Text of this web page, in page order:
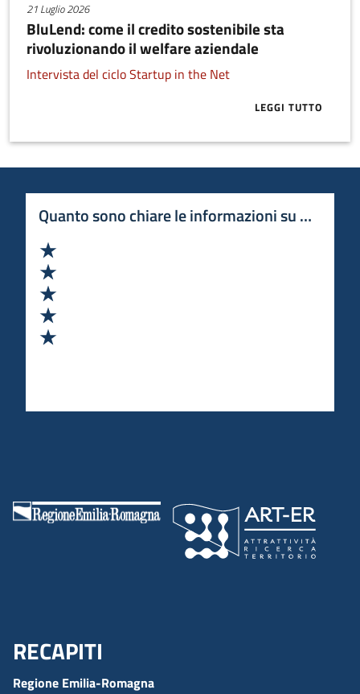
21 Luglio 2026
BluLend: come il credito sostenibile sta
rivoluzionando il welfare aziendale
Intervista del ciclo Startup in the Net
LEGGI TUTTO
ABOUT
Quanto sono chiare le informazioni su questa
Menu Footer
RECAPITI
Regione Emilia-Romagna